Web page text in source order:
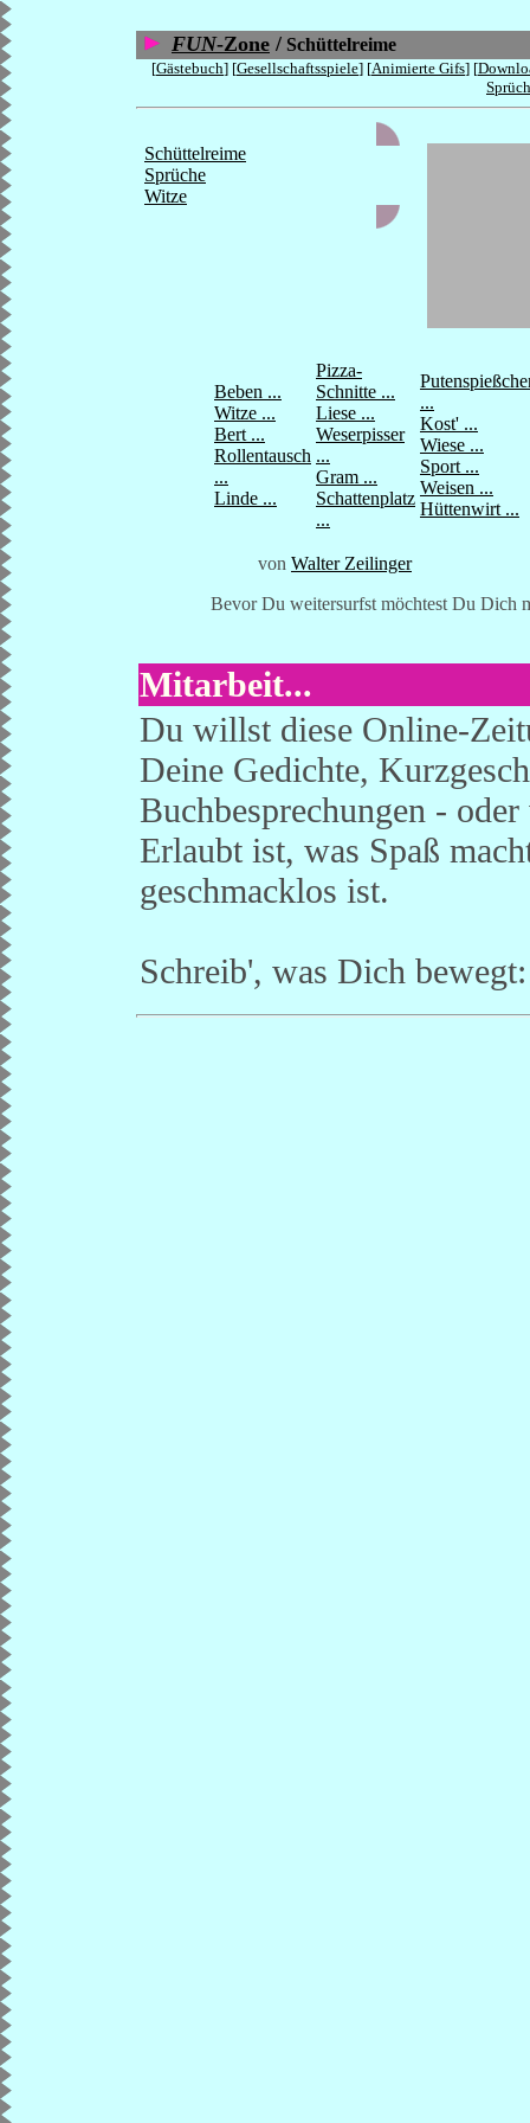
FUN-Zone / Schüttelreime
[Gästebuch] [Gesellschaftsspiele] [Animierte Gifs] [
Schüttelreime
Sprüche
Witze
Beben ...
Witze ...
Bert ...
Rollentausch
...
Linde ...
Pizza-
Schnitte ...
Liese ...
Weserpisser
...
Gram ...
Schattenplatz
...
...
Kost' ...
Wiese ...
Sport ...
Weisen ...
Hüttenwirt ...
von Walter Zeilinger
Bevor Du weitersurfst möchtest Du Dich
Mitarbeit...
Du willst diese Online-
Deine Gedichte,
Buchbesprechungen -
Erlaubt ist, was Spaß
geschmacklos ist.
Schreib', was Dich